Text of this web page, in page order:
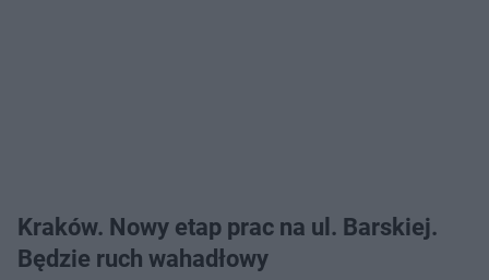
Kraków. Nowy etap prac na ul. Barskiej.
Będzie ruch wahadłowy